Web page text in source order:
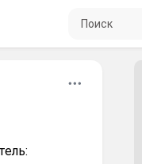
Поиск по сайту